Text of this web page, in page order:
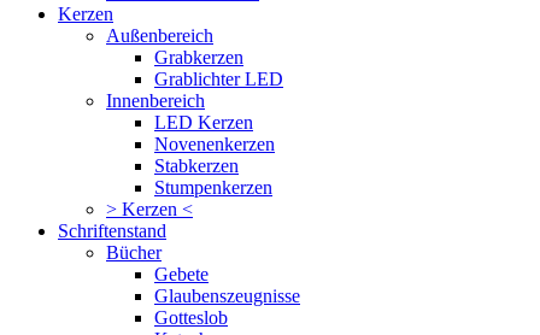
Kerzen
Außenbereich
Grabkerzen
Grablichter LED
Innenbereich
LED Kerzen
Novenenkerzen
Stabkerzen
Stumpenkerzen
> Kerzen <
Schriftenstand
Bücher
Gebete
Glaubenszeugnisse
Gotteslob